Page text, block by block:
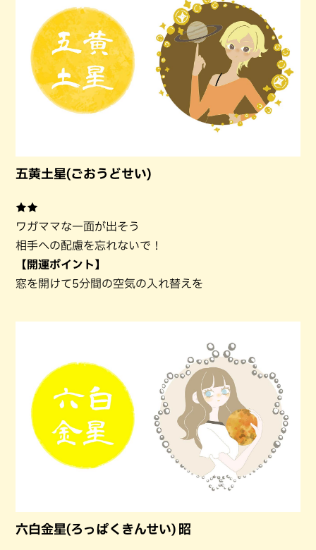
五黄土星(ごおうどせい)
★★
ワガママな一面が出そう
相手への配慮を忘れないで！
【開運ポイント】
窓を開けて5分間の空気の入れ替えを
六白金星(ろっぱくきんせい) 昭